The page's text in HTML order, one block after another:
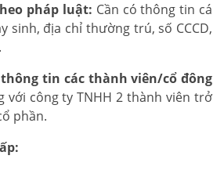
pháp luật: Cần có thông tin cá
sinh, địa chỉ thường trú, số CCCD,
thông tin các thành viên/cổ đông
với công ty TNHH 2 thành viên trở
phần.